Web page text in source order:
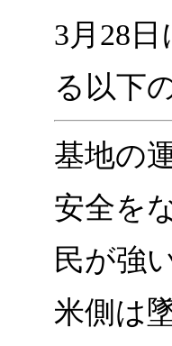
3月28
る以下
基地の
安全を
民が強
米側は